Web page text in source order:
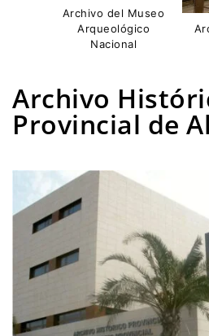
Archivo del Museo
Arqueológico
Nacional
Archivo
Provincial de